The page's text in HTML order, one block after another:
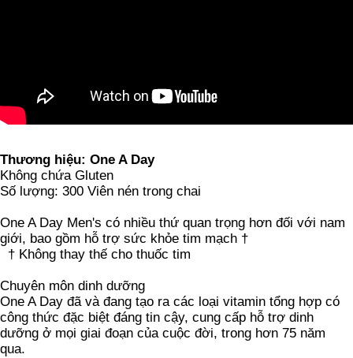
Thương hiệu: One A Day
Không chứa Gluten
Số lượng: 300 Viên nén trong chai
One A Day Men's có nhiều thứ quan trọng hơn đối với nam
giới, bao gồm hỗ trợ sức khỏe tim mạch †
† Không thay thế cho thuốc tim
Chuyên môn dinh dưỡng
One A Day đã và đang tạo ra các loại vitamin tổng hợp có
công thức đặc biệt đáng tin cậy, cung cấp hỗ trợ dinh
dưỡng ở mọi giai đoạn của cuộc đời, trong hơn 75 năm
qua.